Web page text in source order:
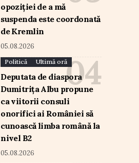
opoziției de a mă
suspenda este coordonată
de Kremlin
05.08.2026
Politică Ultimă oră
Deputata de diaspora
Dumitrița Albu propune
ca viitorii consuli
onorifici ai României să
cunoască limba română la
nivel B2
05.08.2026